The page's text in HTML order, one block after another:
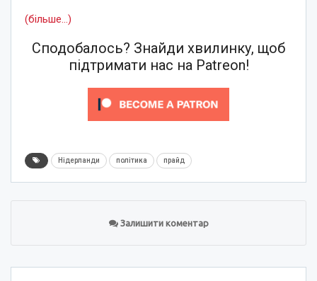
(більше…)
Сподобалось? Знайди хвилинку, щоб
підтримати нас на Patreon!
Нідерланди політика прайд
Залишити коментар